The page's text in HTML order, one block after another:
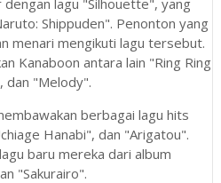
Shippuden". Penonton yang
menari mengikuti lagu tersebut.
Kanaboon antara lain "Ring Ring
dan "Melody".
berbagai lagu hits
Hanabi", dan "Arigatou".
baru mereka dari album
"Sakurairo".